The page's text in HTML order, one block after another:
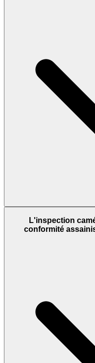
L'inspection
conformité